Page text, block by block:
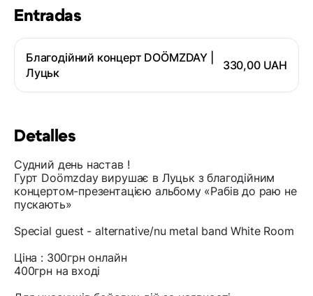
Entradas
Благодійний концерт DOÖMZDAY |
Луцьк
330,00 UAH
Detalles
Судний день настав !
Гурт Doömzday вирушає в Луцьк з благодійним
концертом-презентацією альбому «Рабів до раю не
пускають»
Special guest - alternative/nu metal band White Room
Ціна : 300грн онлайн
400грн на вході